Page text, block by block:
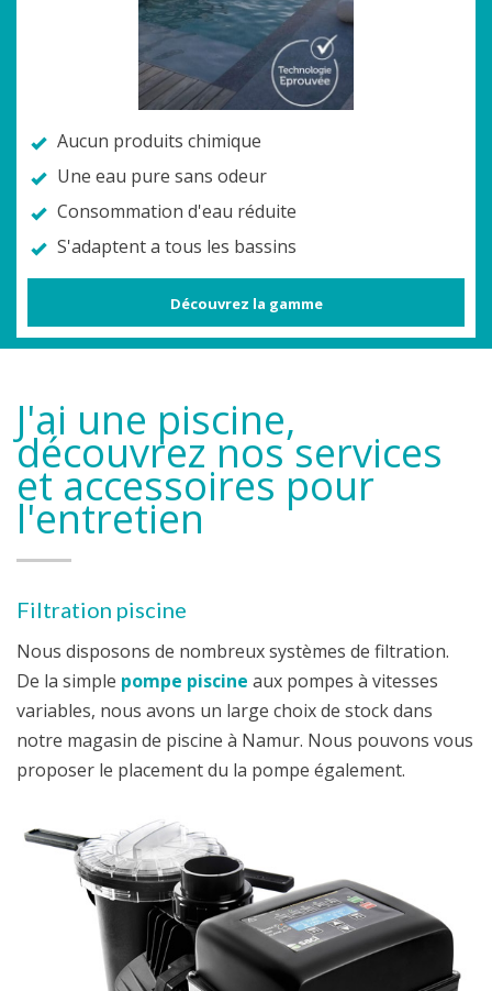
Aucun produits chimique
Une eau pure sans odeur
Consommation d'eau réduite
S'adaptent a tous les bassins
Découvrez la gamme
J'ai une piscine,
découvrez nos services
et accessoires pour
l'entretien
Filtration piscine
Nous disposons de nombreux systèmes de filtration.
De la simple pompe piscine aux pompes à vitesses
variables, nous avons un large choix de stock dans
notre magasin de piscine à Namur. Nous pouvons vous
proposer le placement du la pompe également.